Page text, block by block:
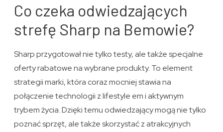
Co czeka odwiedzających
strefę Sharp na Bemowie?
Sharp przygotował nie tylko testy, ale także specjalne
oferty rabatowe na wybrane produkty. To element
strategii marki, która coraz mocniej stawia na
połączenie technologii z lifestyle em i aktywnym
trybem życia. Dzięki temu odwiedzający mogą nie tylko
poznać sprzęt, ale także skorzystać z atrakcyjnych